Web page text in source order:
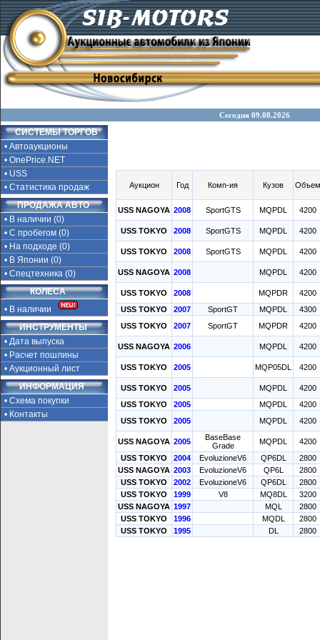
Сегодня 09.08.2026
СИСТЕМЫ ТОРГОВ
• Автоаукционы
• OnePrice.NET
• USS
• Статистика продаж
ПРОДАЖА АВТО
• В наличии (0)
• С пробегом (0)
• На подходе (0)
• В Японии (0)
• Спецтехника (0)
КОЛЕСА
• В наличии
ИНСТРУМЕНТЫ
• Дата выпуска
• Расчет пошлины
• Аукционный лист
ИНФОРМАЦИЯ
• Схема покупки
• Контакты
Аукцион Год Комп-ия Кузов Объем
USS NAGOYA 2008 SportGTS MQPDL 4200
USS TOKYO 2008 SportGTS MQPDL 4200
USS TOKYO 2008 SportGTS MQPDL 4200
USS NAGOYA 2008 MQPDL 4200
USS TOKYO 2008 MQPDR
4200
USS TOKYO
2007 SportGT MQPDL
4300
USS TOKYO
2007 SportGT MQPDR 4200
USS NAGOYA 2006 MQPDL 4200
USS TOKYO 2005 MQP05DL 4200
USS TOKYO 2005 MQPDL
4200
USS TOKYO
2005 MQPDL
4200
USS TOKYO
2005 MQPDL 4200
USS NAGOYA 2005
BaseBase
Grade
MQPDL
4200
USS TOKYO
2004 EvoluzioneV6 QP6DL
2800
USS NAGOYA 2003 EvoluzioneV6 QP6L
2800
USS TOKYO
2002 EvoluzioneV6 QP6DL
2800
USS TOKYO
1999 V8 MQ8DL
3200
USS NAGOYA 1997 MQL
2800
USS TOKYO
1996 MQDL
2800
USS TOKYO
1995 DL 2800